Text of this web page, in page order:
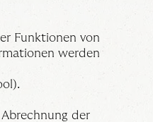
Funktionen von
werden
der